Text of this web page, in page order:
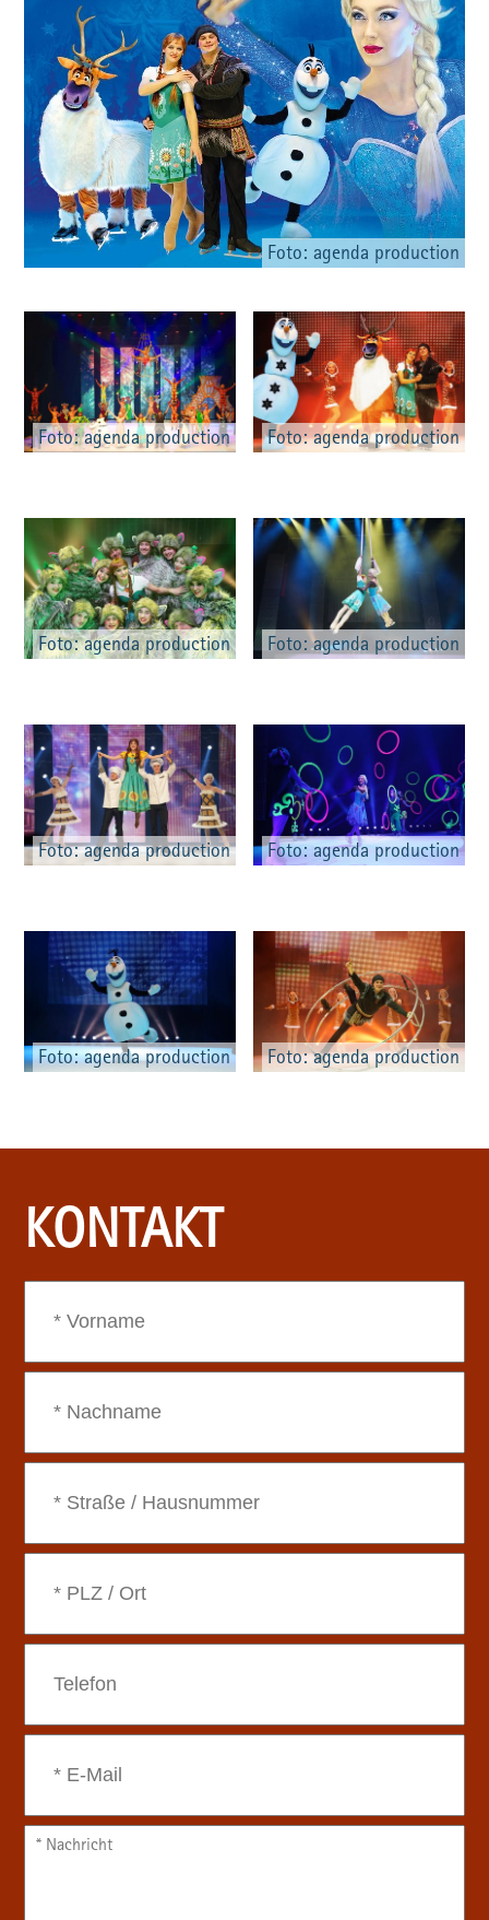
Foto: agenda production
Foto: agenda production Foto: agenda production
Foto: agenda production Foto: agenda production
Foto: agenda production Foto: agenda production
Foto: agenda production Foto: agenda production
KONTAKT